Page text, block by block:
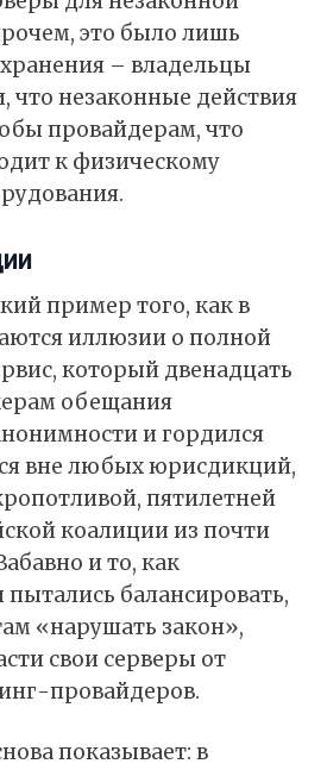
это было лишь
– владельцы
что незаконные действия
провайдерам, что
к физическому
пример того, как в
иллюзии о полной
который двенадцать
обещания
и гордился
вне любых юрисдикций,
пятилетней
коалиции из почти
и то, как
балансировать,
«нарушать закон»,
свои серверы от
провайдеров.
показывает: в